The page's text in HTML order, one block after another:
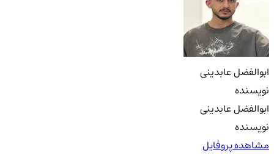
ابوالفضل عابدینی
نویسنده
ابوالفضل عابدینی
نویسنده
مشاهده پروفایل